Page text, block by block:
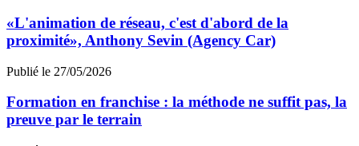
«L'animation de réseau, c'est d'abord de la
proximité», Anthony Sevin (Agency Car)
Publié le 27/05/2026
Formation en franchise : la méthode ne suffit pas, la
preuve par le terrain